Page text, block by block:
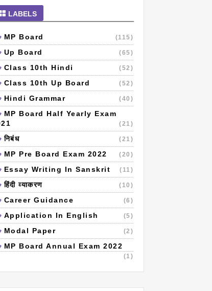
LABELS
MP Board (115)
Up Board (65)
Class 10th Hindi (52)
Class 10th Up Board (52)
Hindi Grammar (40)
MP Board Half Yearly Exam
(21)
निबंध (21)
MP Pre Board Exam 2022 (20)
Essay Writing In Sanskrit (11)
हिंदी व्याकरण (10)
Career Guidance (6)
Application In English (5)
Modal Paper (2)
MP Board Annual Exam 2022
(1)